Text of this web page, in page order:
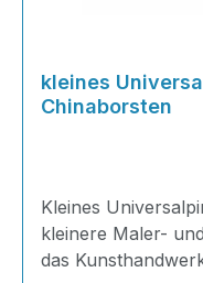
kleines
Chinaborsten
Kleines
kleinere Maler-
das